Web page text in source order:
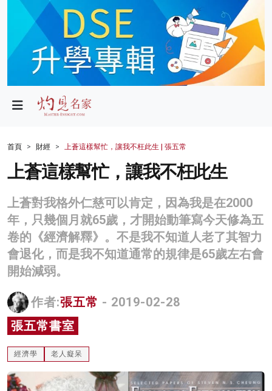
政局
財經
生活
商業
科技
影片
名家榜
灼見活動
首頁 財經 上蒼這樣幫忙，讓我不枉此生 | 張五常
上蒼這樣幫忙，讓我不枉此生
上蒼對我格外仁慈可以肯定，因為我是在2000
年，只幾個月就65歲，才開始動筆寫今天修為五
卷的《經濟解釋》。不是我不知道人老了其智力
會退化，而是我不知道通常的規律是65歲左右會
開始減弱。
作者:張五常 - 2019-02-28
張五常書室
經濟學 老人癡呆